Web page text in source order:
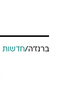
ברנז'ה/חדשות